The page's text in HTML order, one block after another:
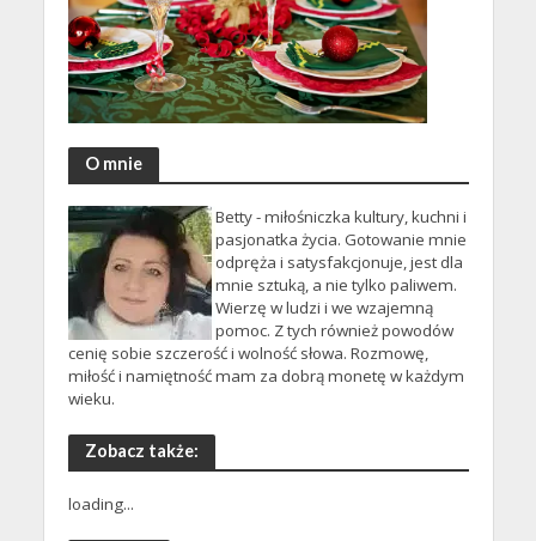
O mnie
Betty - miłośniczka kultury, kuchni i
pasjonatka życia. Gotowanie mnie
odpręża i satysfakcjonuje, jest dla
mnie sztuką, a nie tylko paliwem.
Wierzę w ludzi i we wzajemną
pomoc. Z tych również powodów
cenię sobie szczerość i wolność słowa. Rozmowę,
miłość i namiętność mam za dobrą monetę w każdym
wieku.
Zobacz także:
loading...